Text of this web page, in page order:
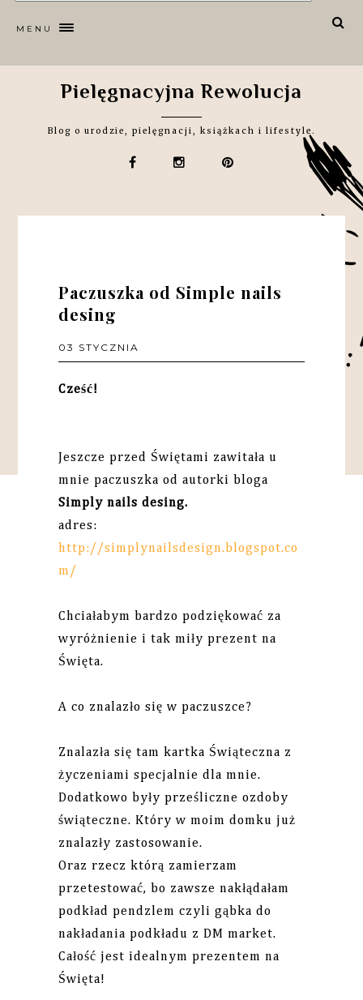
MENU
Pielęgnacyjna Rewolucja
Blog o urodzie, pielęgnacji, książkach i lifestyle.
Paczuszka od Simple nails
desing
03 STYCZNIA
Cześć!
Jeszcze przed Świętami zawitała u
mnie paczuszka od autorki bloga
Simply nails desing.
adres:
http://simplynailsdesign.blogspot.co
m/
Chciałabym bardzo podziękować za
wyróżnienie i tak miły prezent na
Święta.
A co znalazło się w paczuszce?
Znalazła się tam kartka Świąteczna z
życzeniami specjalnie dla mnie.
Dodatkowo były prześliczne ozdoby
świąteczne. Który w moim domku już
znalazły zastosowanie.
Oraz rzecz którą zamierzam
przetestować, bo zawsze nakłądałam
podkład pendzlem czyli gąbka do
nakładania podkładu z DM market.
Całość jest idealnym prezentem na
Święta!